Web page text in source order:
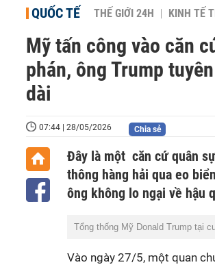
QUỐC TẾ THẾ GIỚI 24H KINH TẾ
Mỹ tấn công vào căn
phán, ông Trump
dài
07:44 | 28/05/2026 Chia sẻ
Đây là một căn cứ quân
thông hàng hải qua eo
ông không lo ngại về hậu
Tổng thống Mỹ Donald Trump tại
Vào ngày 27/5, một quan